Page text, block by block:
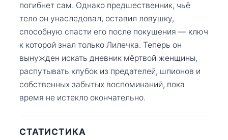
погибнет сам. Однако предшественник, чьё
тело он унаследовал, оставил ловушку,
способную спасти его после покушения — ключ
к которой знал только Лилечка. Теперь он
вынужден искать дневник мёртвой женщины,
распутывать клубок из предателей, шпионов и
собственных забытых воспоминаний, пока
время не истекло окончательно.
СТАТИСТИКА